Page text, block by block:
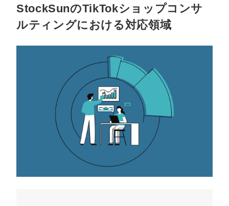
StockSunのTikTokショップコンサ
ルティングにおける対応領域